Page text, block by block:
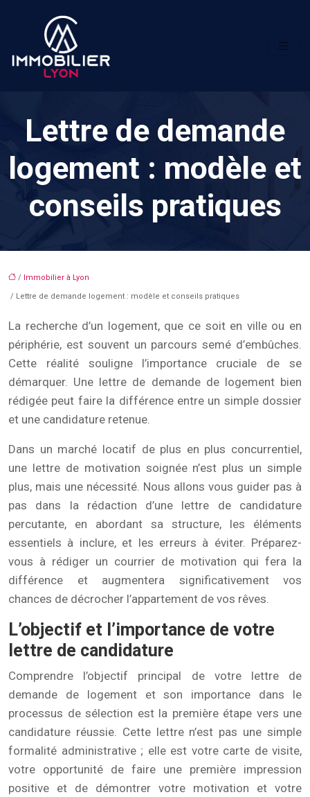
Lettre de demande
logement : modèle et
conseils pratiques
/ Immobilier à Lyon
/ Lettre de demande logement : modèle et conseils pratiques
La recherche d’un logement, que ce soit en ville ou en
périphérie, est souvent un parcours semé d’embûches.
Cette réalité souligne l’importance cruciale de se
démarquer. Une lettre de demande de logement bien
rédigée peut faire la différence entre un simple dossier
et une candidature retenue.
Dans un marché locatif de plus en plus concurrentiel,
une lettre de motivation soignée n’est plus un simple
plus, mais une nécessité. Nous allons vous guider pas à
pas dans la rédaction d’une lettre de candidature
percutante, en abordant sa structure, les éléments
essentiels à inclure, et les erreurs à éviter. Préparez-
vous à rédiger un courrier de motivation qui fera la
différence et augmentera significativement vos
chances de décrocher l’appartement de vos rêves.
L’objectif et l’importance de votre
lettre de candidature
Comprendre l’objectif principal de votre lettre de
demande de logement et son importance dans le
processus de sélection est la première étape vers une
candidature réussie. Cette lettre n’est pas une simple
formalité administrative ; elle est votre carte de visite,
votre opportunité de faire une première impression
positive et de démontrer votre motivation et votre